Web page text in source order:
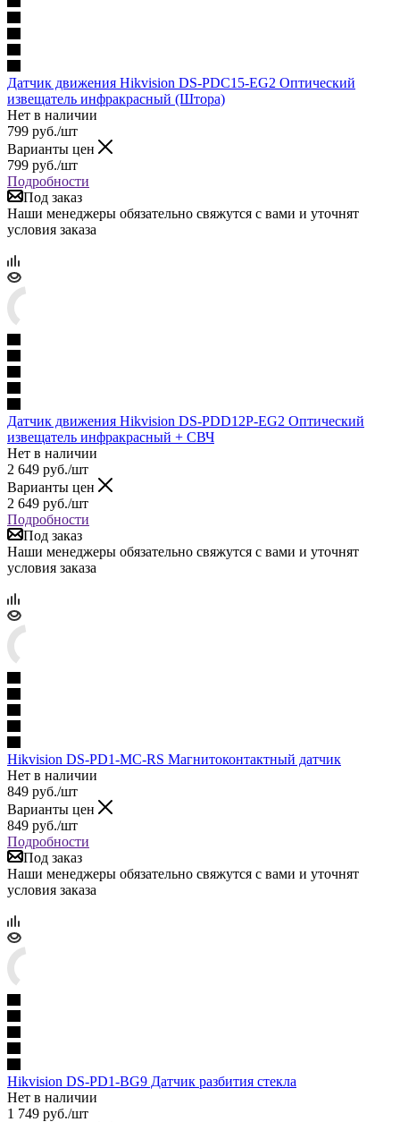
Датчик движения Hikvision DS-PDC15-EG2 Оптический
извещатель инфракрасный (Штора)
Нет в наличии
799 руб./шт
Варианты цен
799 руб./шт
Подробности
Под заказ
Наши менеджеры обязательно свяжутся с вами и уточнят
условия заказа
Датчик движения Hikvision DS-PDD12P-EG2 Оптический
извещатель инфракрасный + СВЧ
Нет в наличии
2 649 руб./шт
Варианты цен
2 649 руб./шт
Подробности
Под заказ
Наши менеджеры обязательно свяжутся с вами и уточнят
условия заказа
Hikvision DS-PD1-MC-RS Магнитоконтактный датчик
Нет в наличии
849 руб./шт
Варианты цен
849 руб./шт
Подробности
Под заказ
Наши менеджеры обязательно свяжутся с вами и уточнят
условия заказа
Hikvision DS-PD1-BG9 Датчик разбития стекла
Нет в наличии
1 749 руб./шт